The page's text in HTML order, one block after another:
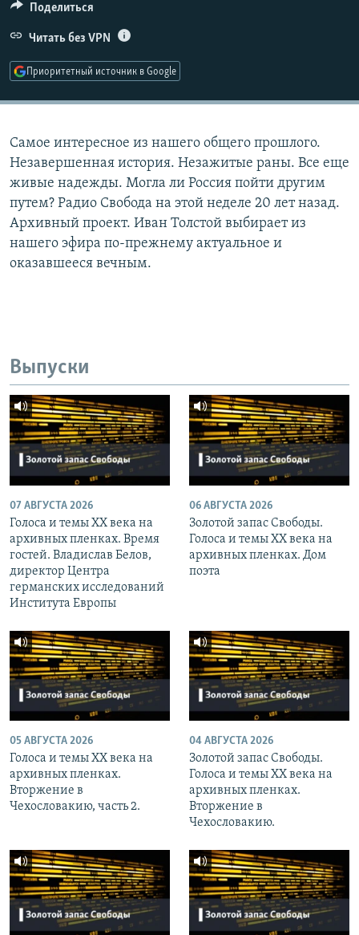
Поделиться
Читать без VPN
Приоритетный источник в Google
Самое интересное из нашего общего прошлого.
Незавершенная история. Незажитые раны. Все еще
живые надежды. Могла ли Россия пойти другим
путем? Радио Свобода на этой неделе 20 лет назад.
Архивный проект. Иван Толстой выбирает из
нашего эфира по-прежнему актуальное и
оказавшееся вечным.
Выпуски
07 АВГУСТА 2026
Голоса и темы XX века на
архивных пленках. Время
гостей. Владислав Белов,
директор Центра
германских исследований
Института Европы
06 АВГУСТА 2026
Золотой запас Свободы.
Голоса и темы XX века на
архивных пленках. Дом
поэта
05 АВГУСТА 2026
Голоса и темы XX века на
архивных пленках.
Вторжение в
Чехословакию, часть 2.
04 АВГУСТА 2026
Золотой запас Свободы.
Голоса и темы XX века на
архивных пленках.
Вторжение в
Чехословакию.